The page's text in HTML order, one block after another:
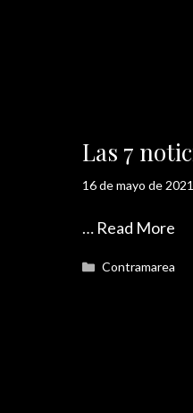
Las 7
16 de mayo de 2021
… Read More
Categorías
Contramarea